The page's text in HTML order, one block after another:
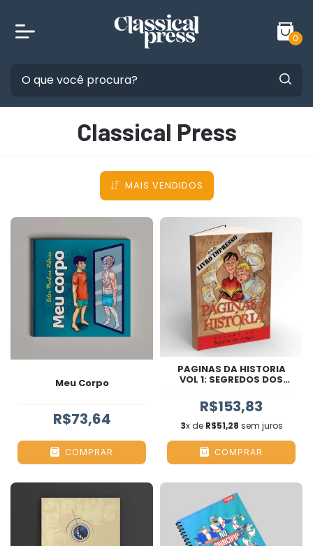
0
Classical Press
MAIS VENDIDOS
Meu Corpo
R$73,64
COMPRAR
PAGINAS DA HISTORIA
VOL 1: SEGREDOS DOS
R$153,83
3x de R$51,28 sem juros
COMPRAR